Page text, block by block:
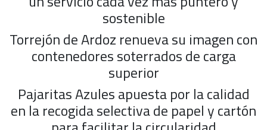
sostenible
Torrejón de Ardoz renueva su imagen con
contenedores soterrados de carga
superior
Pajaritas Azules apuesta por la calidad
en la recogida selectiva de papel y cartón